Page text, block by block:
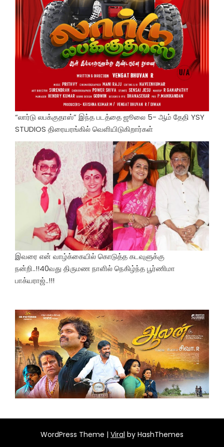
“லார்டு லபக்குதாஸ்” இந்த படத்தை ஜூலை 5- ஆம் தேதி YSY
STUDIOS திரையரங்கில் வெளியிடுகிறார்கள்
இவரை என் வாழ்க்கையில் கொடுத்த கடவுளுக்கு
நன்றி..!!40வது திருமண நாளில் நெகிழ்ந்த பூர்ணிமா
பாக்யராஜ்..!!!
WordPress Theme | Viral by HashThemes